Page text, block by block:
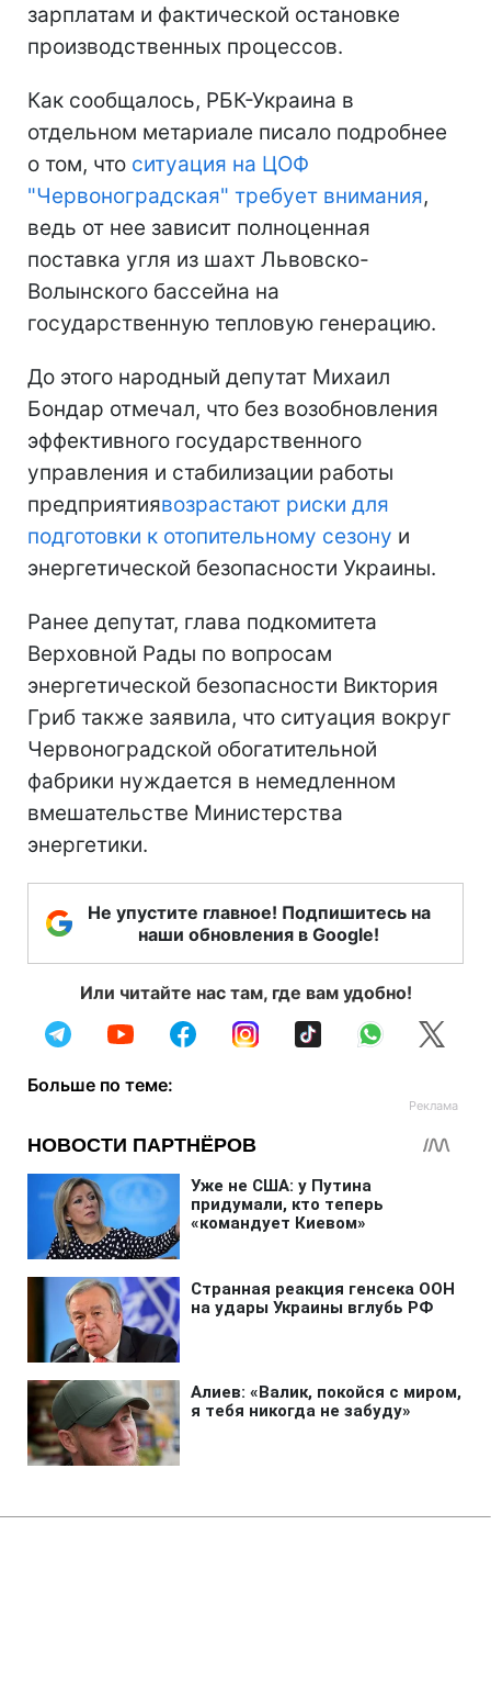
зарплатам и фактической остановке
производственных процессов.
Как сообщалось, РБК-Украина в
отдельном метариале писало подробнее
о том, что ситуация на ЦОФ
"Червоноградская" требует внимания,
ведь от нее зависит полноценная
поставка угля из шахт Львовско-
Волынского бассейна на
государственную тепловую генерацию.
До этого народный депутат Михаил
Бондар отмечал, что без возобновления
эффективного государственного
управления и стабилизации работы
предприятиявозрастают риски для
подготовки к отопительному сезону и
энергетической безопасности Украины.
Ранее депутат, глава подкомитета
Верховной Рады по вопросам
энергетической безопасности Виктория
Гриб также заявила, что ситуация вокруг
Червоноградской обогатительной
фабрики нуждается в немедленном
вмешательстве Министерства
энергетики.
Не упустите главное! Подпишитесь на
наши обновления в Google!
Или читайте нас там, где вам удобно!
Больше по теме: